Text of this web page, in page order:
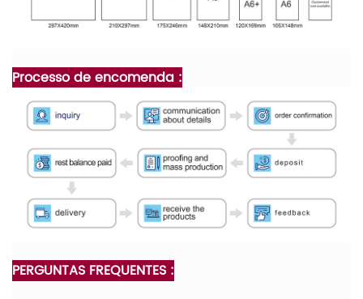
Processo de encomenda :
PERGUNTAS FREQUENTES :